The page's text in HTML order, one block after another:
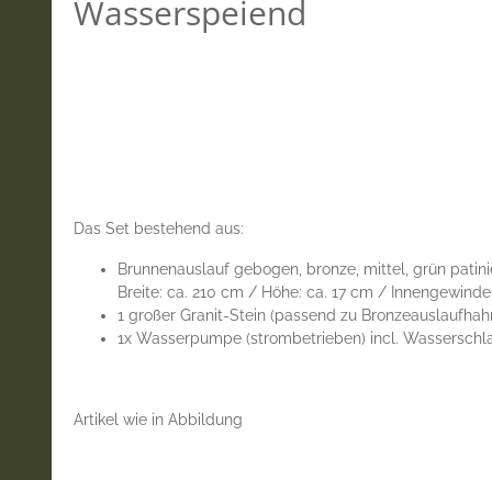
Wasserspeiend
Das Set bestehend aus:
Brunnenauslauf gebogen, bronze, mittel, grün
Breite: ca. 210 cm / Höhe: ca. 17 cm /
1 großer Granit-Stein (passend zu
1x Wasserpumpe (strombetrieben) incl.
Artikel wie in Abbildung